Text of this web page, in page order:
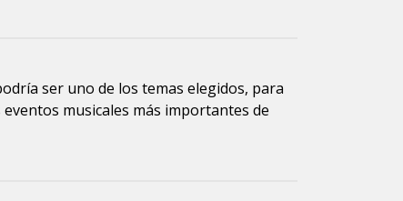
ser uno de los temas elegidos, para
musicales más importantes de